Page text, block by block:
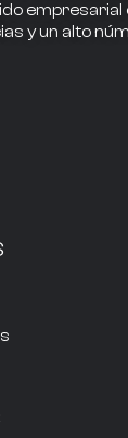
empresarial
y un alto